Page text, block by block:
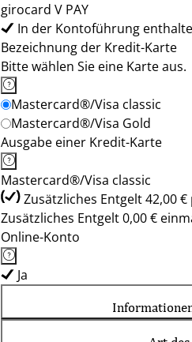
girocard V PAY
In der Kontoführung
Bezeichnung der Kredit-Karte
Bitte wählen Sie eine Karte aus.
Mastercard®/Visa classic
Mastercard®/Visa Gold
Ausgabe einer Kredit-Karte
Mastercard®/Visa classic
Zusätzliches Entgelt 42,00 €
Zusätzliches Entgelt 0,00 €
Online-Konto
Ja